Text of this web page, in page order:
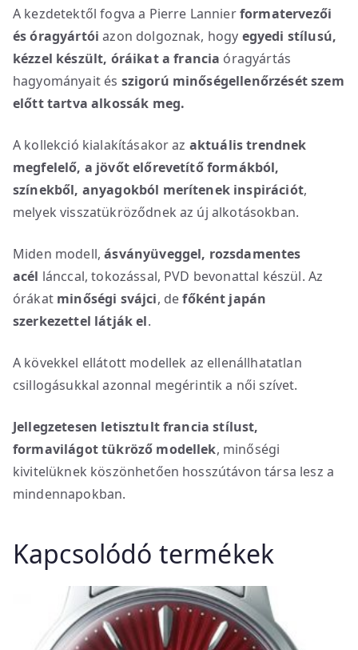
A kezdetektől fogva a Pierre Lannierformatervezői
és óragyártói azon dolgoznak, hogy egyedi stílusú,
kézzel készült, óráikata francia óragyártás
hagyományait és szigorú minőségellenőrzését szem
előtt tartva alkossák meg.
A kollekció kialakításakor az aktuális trendnek
megfelelő, a jövőt előrevetítő formákból,
színekből, anyagokból merítenek inspirációt,
melyek visszatükröződnek az új alkotásokban.
Miden modell,ásványüveggel, rozsdamentes
acél lánccal, tokozással, PVD bevonattal készül. Az
órákat minőségi svájci, defőként japán
szerkezettel látják el.
A kövekkel ellátott modellek az ellenállhatatlan
csillogásukkal azonnal megérintik a női szívet.
Jellegzetesen letisztult francia stílust,
formavilágot tükröző modellek, minőségi
kivitelüknek köszönhetően hosszútávon társa lesz a
mindennapokban.
Kapcsolódó termékek